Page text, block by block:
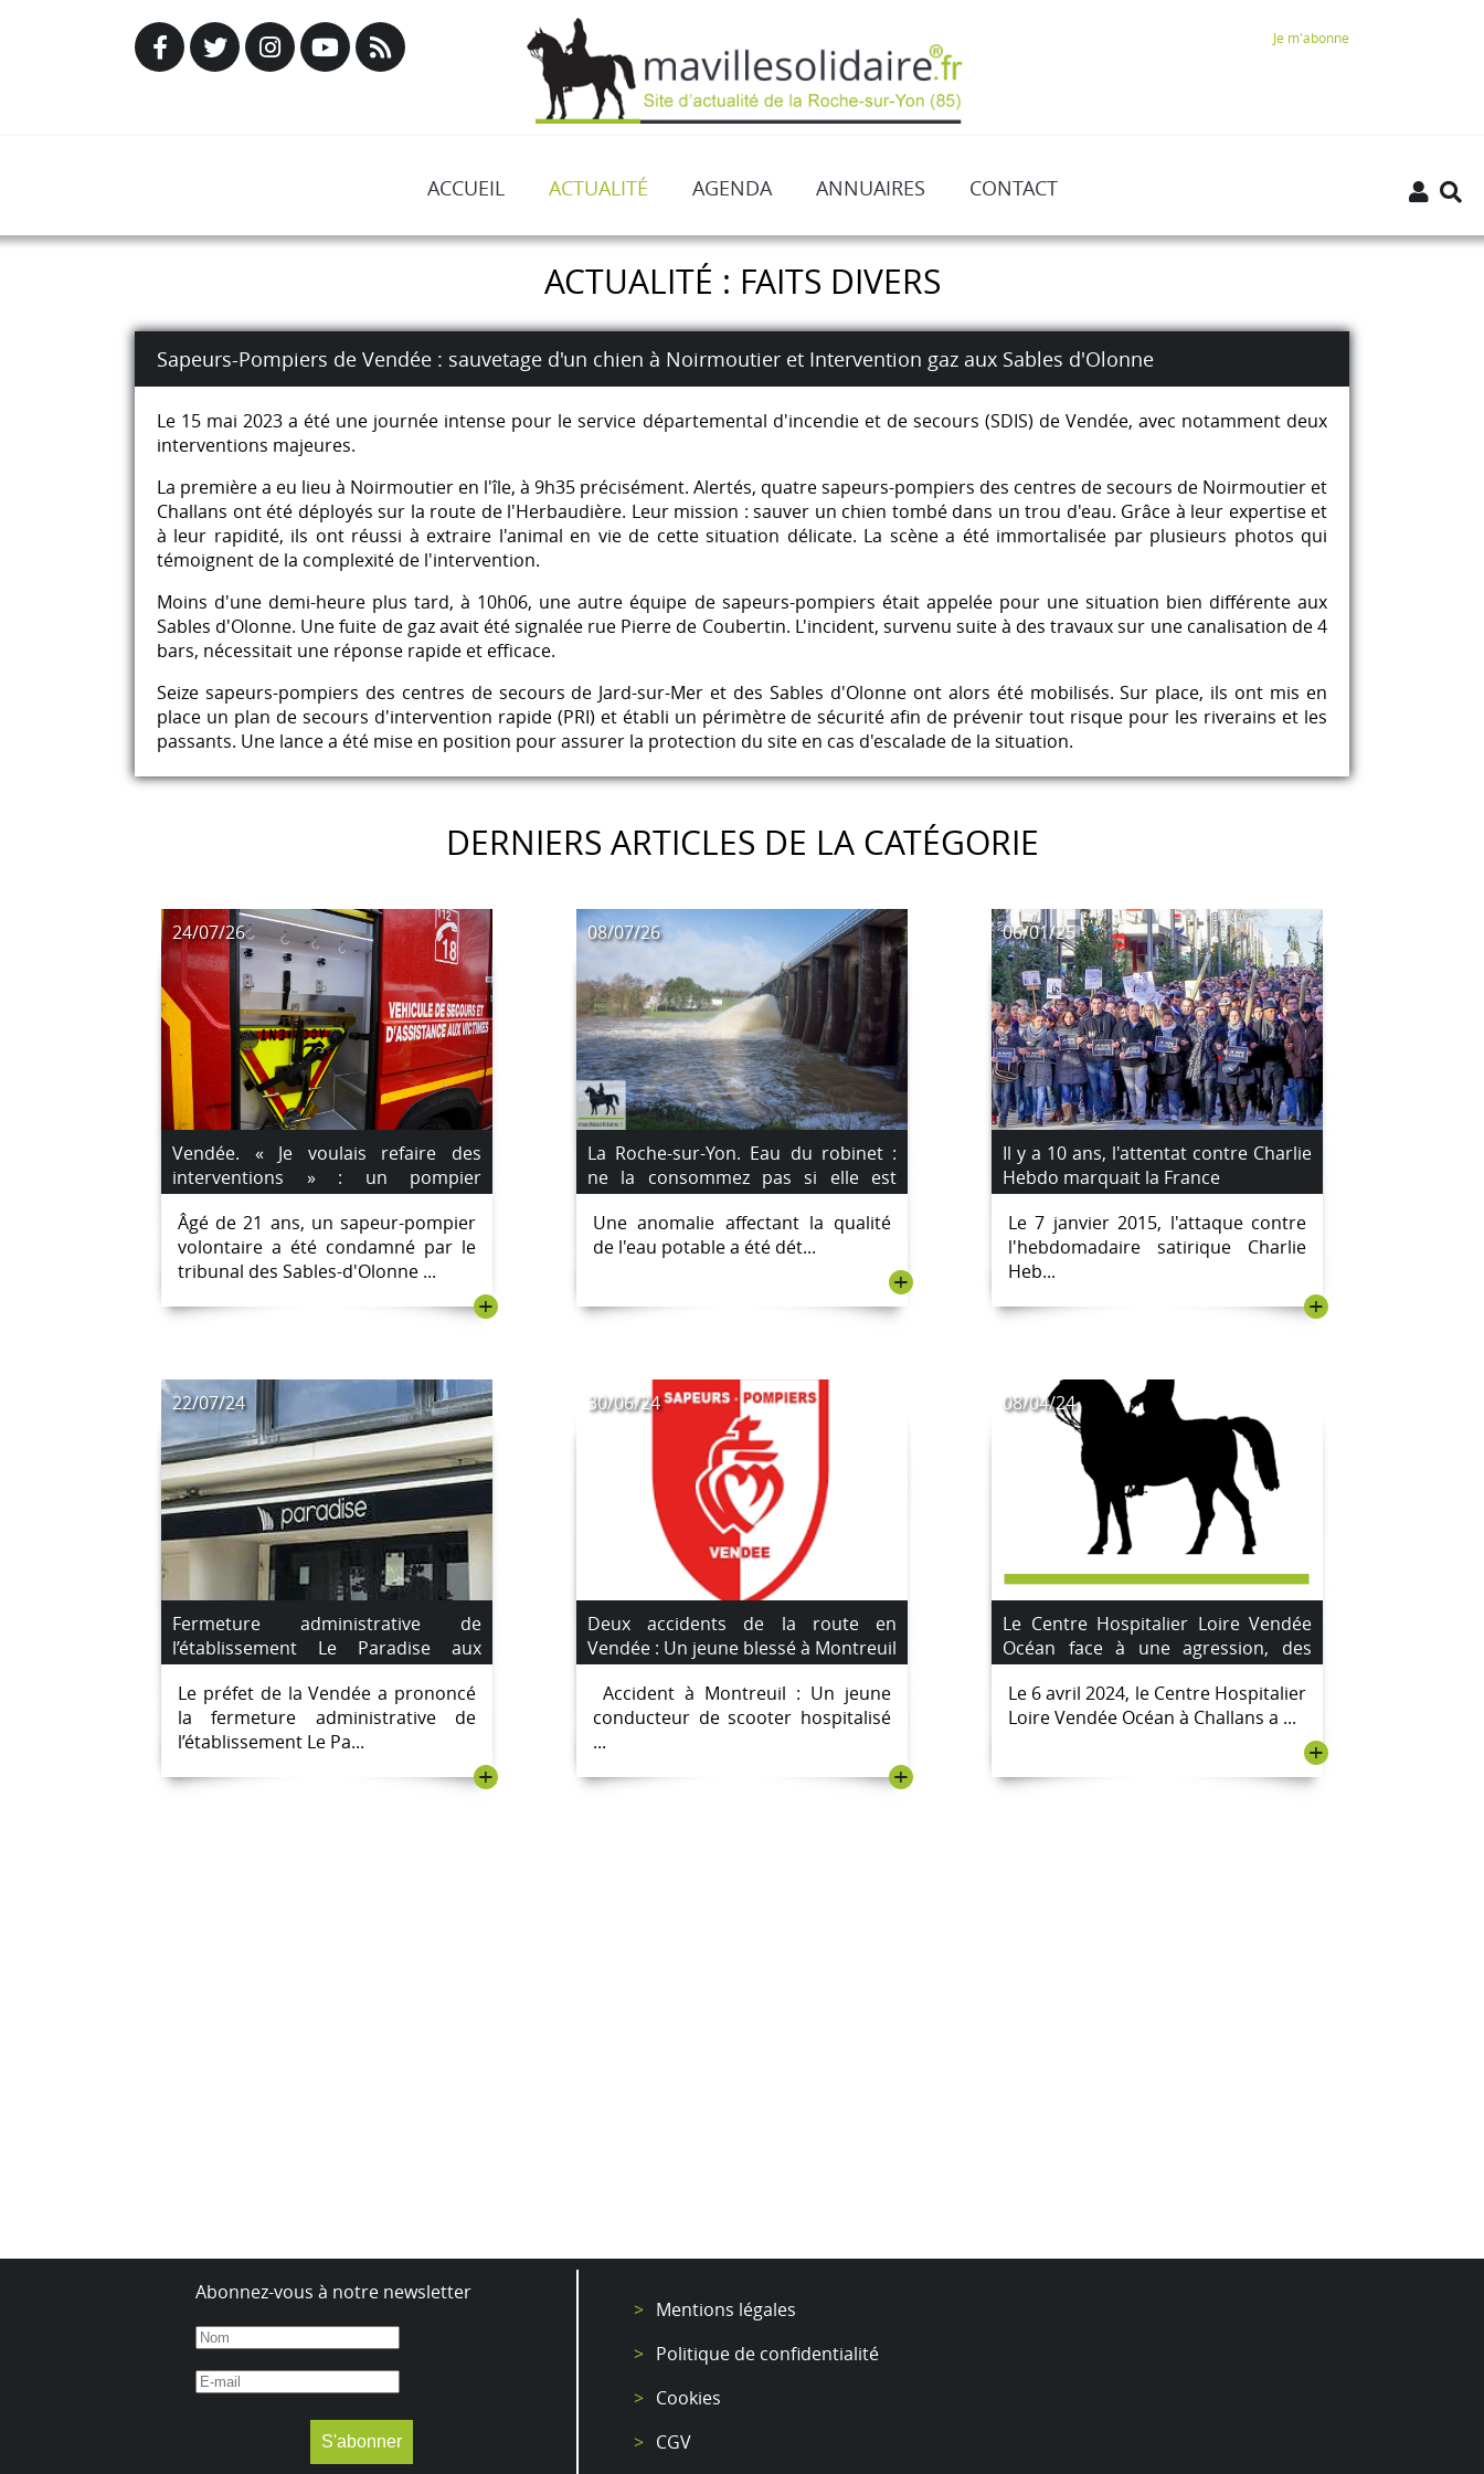
Je m'abonne
ACCUEIL ACTUALITÉ AGENDA ANNUAIRES CONTACT
ACTUALITÉ : FAITS DIVERS
Sapeurs-Pompiers de Vendée : sauvetage d'un chien à Noirmoutier et Intervention gaz aux Sables d'Olonne
Le 15 mai 2023 a été une journée intense pour le service départemental d'incendie et de secours (SDIS) de Vendée, avec notamment deux
interventions majeures.
La première a eu lieu à Noirmoutier en l'île, à 9h35 précisément. Alertés, quatre sapeurs-pompiers des centres de secours de Noirmoutier et
Challans ont été déployés sur la route de l'Herbaudière. Leur mission : sauver un chien tombé dans un trou d'eau. Grâce à leur expertise et
à leur rapidité, ils ont réussi à extraire l'animal en vie de cette situation délicate. La scène a été immortalisée par plusieurs photos qui
témoignent de la complexité de l'intervention.
Moins d'une demi-heure plus tard, à 10h06, une autre équipe de sapeurs-pompiers était appelée pour une situation bien différente aux
Sables d'Olonne. Une fuite de gaz avait été signalée rue Pierre de Coubertin. L'incident, survenu suite à des travaux sur une canalisation de 4
bars, nécessitait une réponse rapide et efficace.
Seize sapeurs-pompiers des centres de secours de Jard-sur-Mer et des Sables d'Olonne ont alors été mobilisés. Sur place, ils ont mis en
place un plan de secours d'intervention rapide (PRI) et établi un périmètre de sécurité afin de prévenir tout risque pour les riverains et les
passants. Une lance a été mise en position pour assurer la protection du site en cas d'escalade de la situation.
DERNIERS ARTICLES DE LA CATÉGORIE
24/07/26
Vendée. « Je voulais refaire des
interventions » : un pompier
condamné pour des incendies
volontaires
Âgé de 21 ans, un sapeur-pompier
volontaire a été condamné par le
tribunal des Sables-d'Olonne ...
+
08/07/26
La Roche-sur-Yon. Eau du robinet :
ne la consommez pas si elle est
colorée dans plusieurs communes
de Vendée
Une anomalie affectant la qualité
de l'eau potable a été dét...
+
06/01/25
Il y a 10 ans, l'attentat contre Charlie
Hebdo marquait la France
Le 7 janvier 2015, l'attaque contre
l'hebdomadaire satirique Charlie
Heb...
+
22/07/24
Fermeture administrative de
l’établissement Le Paradise aux
Sables d’Olonne à compter du lundi
22 juillet 2024
Le préfet de la Vendée a prononcé
la fermeture administrative de
l’établissement Le Pa...
+
30/06/24
Deux accidents de la route en
Vendée : Un jeune blessé à Montreuil
et un motard en urgence absolue à
L’Épine
Accident à Montreuil : Un jeune
conducteur de scooter hospitalisé
...
+
08/04/24
Le Centre Hospitalier Loire Vendée
Océan face à une agression, des
mesures de sécurité renforcées
Le 6 avril 2024, le Centre Hospitalier
Loire Vendée Océan à Challans a ...
+
Abonnez-vous à notre newsletter
Mentions légales
Politique de confidentialité
Cookies
CGV